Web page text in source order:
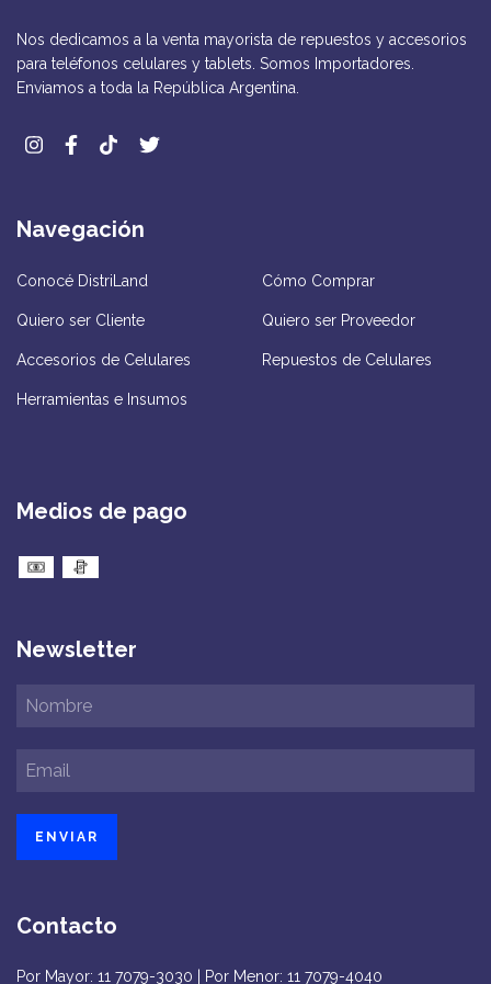
Nos dedicamos a la venta mayorista de repuestos y accesorios
para teléfonos celulares y tablets. Somos Importadores.
Enviamos a toda la República Argentina.
Navegación
Conocé DistriLand Cómo Comprar
Quiero ser Cliente Quiero ser Proveedor
Accesorios de Celulares Repuestos de Celulares
Herramientas e Insumos
Medios de pago
Newsletter
Contacto
Por Mayor: 11 7079-3030 | Por Menor: 11 7079-4040